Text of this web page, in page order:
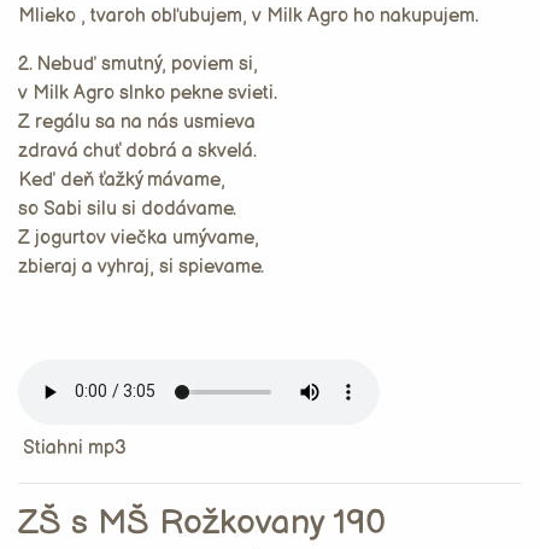
Mlieko , tvaroh obľubujem, v Milk Agro ho nakupujem.
2. Nebuď smutný, poviem si,
v Milk Agro slnko pekne svieti.
Z regálu sa na nás usmieva
zdravá chuť dobrá a skvelá.
Keď deň ťažký mávame,
so Sabi silu si dodávame.
Z jogurtov viečka umývame,
zbieraj a vyhraj, si spievame.
Stiahni mp3
ZŠ s MŠ Rožkovany 190